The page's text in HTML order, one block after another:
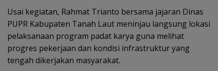
Usai kegiatan, Rahmat Trianto bersama jajaran Dinas
PUPR Kabupaten Tanah Laut meninjau langsung lokasi
pelaksanaan program padat karya guna melihat
progres pekerjaan dan kondisi infrastruktur yang
tengah dikerjakan masyarakat.